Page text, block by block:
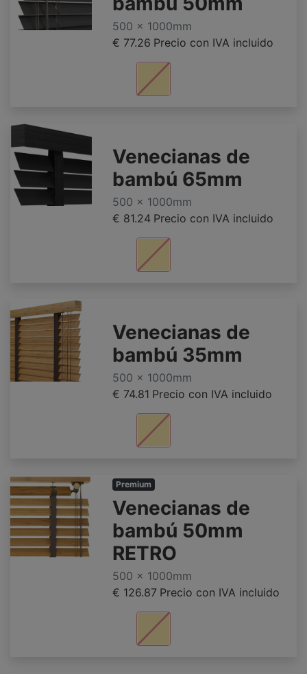
500 x 1000mm
€ 77.26 Precio con IVA incluido
Venecianas de
bambú 65mm
500 x 1000mm
€ 81.24 Precio con IVA incluido
Venecianas de
bambú 35mm
500 x 1000mm
€ 74.81 Precio con IVA incluido
Premium
Venecianas de
bambú 50mm
RETRO
500 x 1000mm
€ 126.87 Precio con IVA incluido